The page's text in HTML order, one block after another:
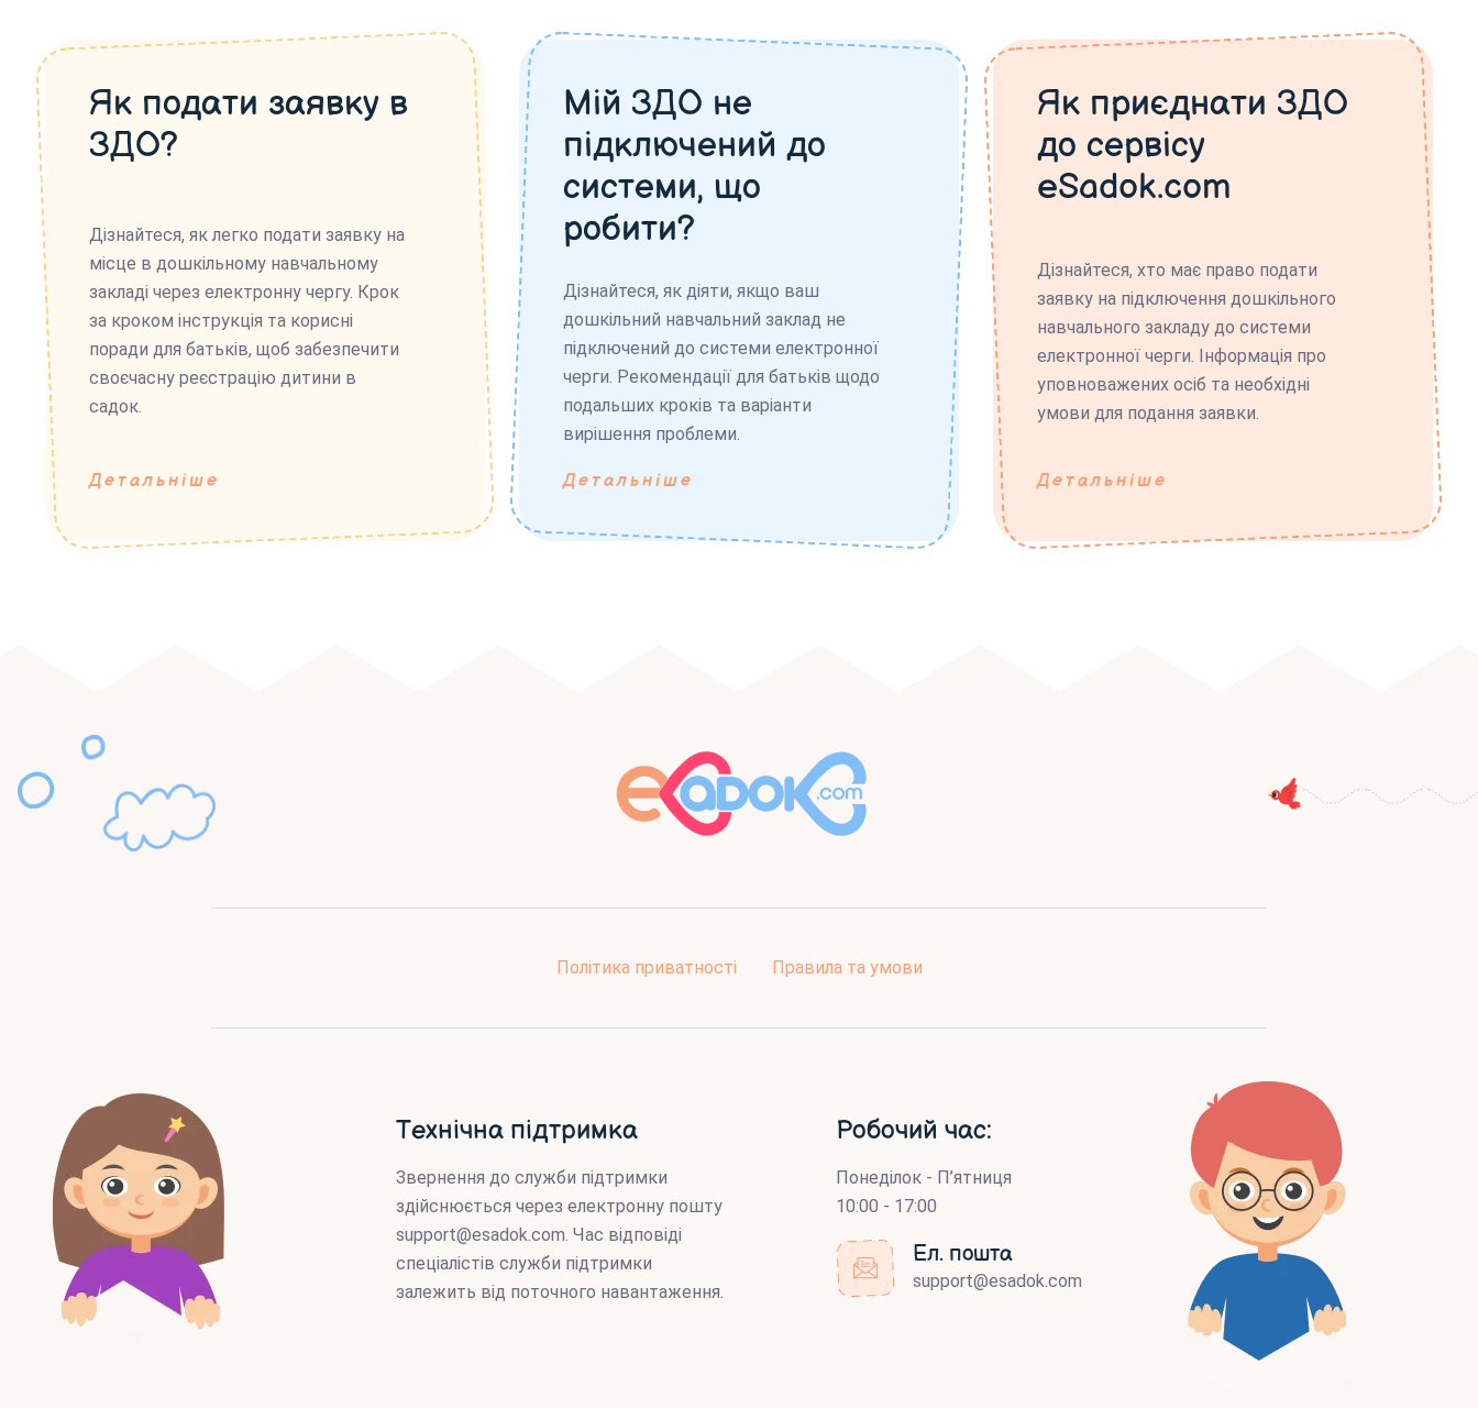
Як подати заявку в
ЗДО?
Дізнайтеся, як легко подати заявку на
місце в дошкільному навчальному
закладі через електронну чергу. Крок
за кроком інструкція та корисні
поради для батьків, щоб забезпечити
своєчасну реєстрацію дитини в
садок.
Детальніше
Мій ЗДО не
підключений до
системи, що
робити?
Дізнайтеся, як діяти, якщо ваш
дошкільний навчальний заклад не
підключений до системи електронної
черги. Рекомендації для батьків щодо
подальших кроків та варіанти
вирішення проблеми.
Детальніше
Як приєднати ЗДО
до сервісу
eSadok.com
Дізнайтеся, хто має право подати
заявку на підключення дошкільного
навчального закладу до системи
електронної черги. Інформація про
уповноважених осіб та необхідні
умови для подання заявки.
Детальніше
Політика приватності Правила та умови
Технічна підтримка
Звернення до служби підтримки
здійснюється через електронну пошту
support@esadok.com. Час відповіді
спеціалістів служби підтримки
залежить від поточного навантаження.
Робочий час:
Понеділок - П’ятниця
10:00 - 17:00
Ел. пошта
support@esadok.com